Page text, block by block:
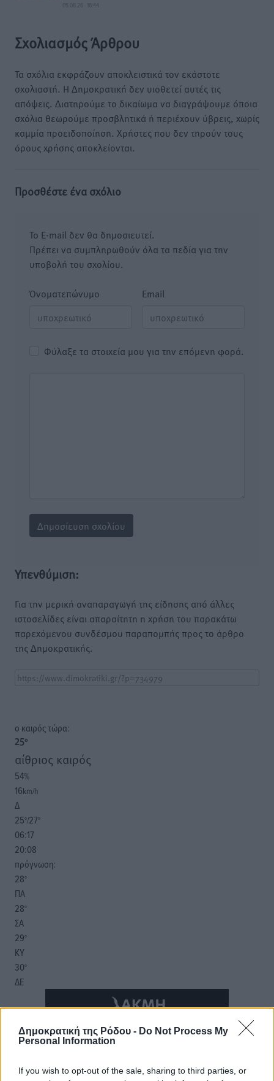
Δημοκρατική της Ρόδου - Do Not Process My
Personal Information
If you wish to opt-out of the sale, sharing to third parties, or
05.08.26 · 16:44
Σχολιασμός Άρθρου
Τα σχόλια εκφράζουν αποκλειστικά τον εκάστοτε
σχολιαστή. Η Δημοκρατική δεν υιοθετεί αυτές τις
απόψεις. Διατηρούμε το δικαίωμα να διαγράψουμε όποια
σχόλια θεωρούμε προσβλητικά ή περιέχουν ύβρεις, χωρίς
καμμία προειδοποίηση. Χρήστες που δεν τηρούν τους
όρους χρήσης αποκλείονται.
Προσθέστε ένα σχόλιο
Το E-mail δεν θα δημοσιευτεί.
Πρέπει να συμπληρωθούν όλα τα πεδία για την
υποβολή του σχολίου.
Όνοματεπώνυμο Email
Φύλαξε τα στοιχεία μου για την επόμενη φορά.
Υπενθύμιση:
Για την μερική αναπαραγωγή της είδησης από άλλες
ιστοσελίδες είναι απαραίτητη η χρήση του παρακάτω
παρεχόμενου συνδέσμου παραπομπής προς το άρθρο
της Δημοκρατικής.
o καιρός τώρα:
25°
αίθριος καιρός
54%
16km/h
Δ
25°/27°
06:17
20:08
πρόγνωση:
28°
ΠΑ
28°
ΣΑ
29°
ΚΥ
30°
ΔΕ